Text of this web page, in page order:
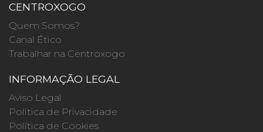
CENTROXOGO
Quem Somos?
Canal Ético
Trabalhar na Centroxogo
INFORMAÇÃO LEGAL
Aviso Legal
Política de Privacidade
Política de Cookies